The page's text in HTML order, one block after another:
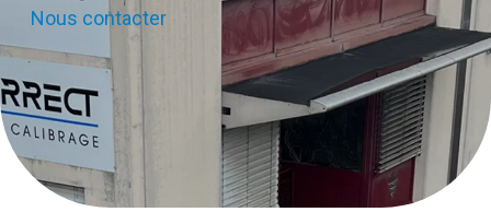
Nous contacter